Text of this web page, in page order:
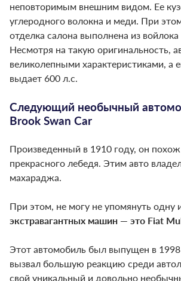
неповторимым внешним видом. Ее
углеродного волокна и меди. При
отделка салона выполнена из войлока
Несмотря на такую оригинальность,
великолепными характеристиками, а
выдает 600 л.с.
Следующий необычный
Brook Swan Car
Произведенный в 1910 году, он
прекрасного лебедя. Этим авто
махараджа.
При этом, не могу не упомянуть одну
экстравагантных машин — это Fiat
Этот автомобиль был выпущен в 1998
вызвал большую реакцию среди
свой уникальный и довольно